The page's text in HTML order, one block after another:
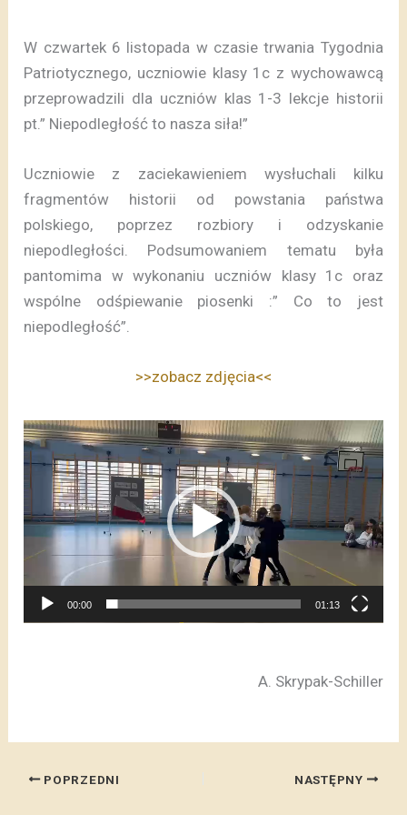
W czwartek 6 listopada w czasie trwania Tygodnia
Patriotycznego, uczniowie klasy 1c z wychowawcą
przeprowadzili dla uczniów klas 1-3 lekcje historii
pt.” Niepodległość to nasza siła!”
Uczniowie z zaciekawieniem wysłuchali kilku
fragmentów historii od powstania państwa
polskiego, poprzez rozbiory i odzyskanie
niepodległości. Podsumowaniem tematu była
pantomima w wykonaniu uczniów klasy 1c oraz
wspólne odśpiewanie piosenki :” Co to jest
niepodległość”.
>>zobacz zdjęcia<<
Odtwarzacz
video
00:00 01:13
A. Skrypak-Schiller
POPRZEDNI NASTĘPNY